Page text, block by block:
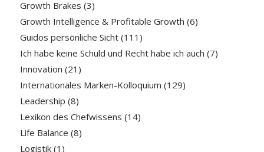
Growth Brakes (3)
Growth Intelligence & Profitable Growth (6)
Guidos persönliche Sicht(111)
Ich habe keine Schuld und Recht habe ich auch (7)
Innovation (21)
Internationales Marken-Kolloquium (129)
Leadership (8)
Lexikon des Chefwissens (14)
Life Balance (8)
Logistik(1)